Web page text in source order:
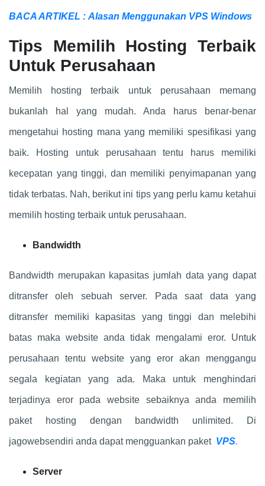
BACA ARTIKEL : Alasan Menggunakan VPS Windows
Tips Memilih Hosting Terbaik
Untuk Perusahaan
Memilih hosting terbaik untuk perusahaan memang
bukanlah hal yang mudah. Anda harus benar-benar
mengetahui hosting mana yang memiliki spesifikasi yang
baik. Hosting untuk perusahaan tentu harus memiliki
kecepatan yang tinggi, dan memiliki penyimapanan yang
tidak terbatas. Nah, berikut ini tips yang perlu kamu ketahui
memilih hosting terbaik untuk perusahaan.
Bandwidth
Bandwidth merupakan kapasitas jumlah data yang dapat
ditransfer oleh sebuah server. Pada saat data yang
ditransfer memiliki kapasitas yang tinggi dan melebihi
batas maka website anda tidak mengalami eror. Untuk
perusahaan tentu website yang eror akan menggangu
segala kegiatan yang ada. Maka untuk menghindari
terjadinya eror pada website sebaiknya anda memilih
paket hosting dengan bandwidth unlimited. Di
jagowebsendiri anda dapat mengguankan paket VPS.
Server